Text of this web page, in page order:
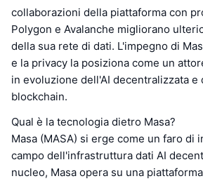
collaborazioni della piattaforma con
Polygon e Avalanche migliorano
della sua rete di dati. L'impegno di
e la privacy la posiziona come un
in evoluzione dell'AI decentralizzata e
blockchain.
Qual è la tecnologia dietro Masa?
Masa (MASA) si erge come un faro di
campo dell'infrastruttura dati AI
nucleo, Masa opera su una